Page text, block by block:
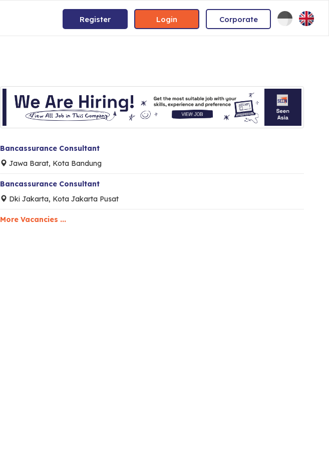
Register Login Corporate
Bancassurance Consultant
Jawa Barat, Kota Bandung
Bancassurance Consultant
Dki Jakarta, Kota Jakarta Pusat
More Vacancies ...